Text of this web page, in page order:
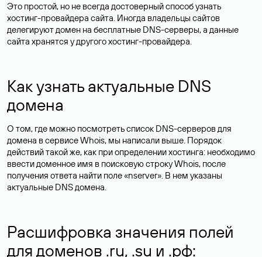
Это простой, но не всегда достоверный способ узнать
хостинг-провайдера сайта. Иногда владельцы сайтов
делегируют домен на бесплатные DNS-серверы, а данные
сайта хранятся у другого хостинг-провайдера.
Как узнать актуальные DNS
домена
О том, где можно посмотреть список DNS-серверов для
домена в сервисе Whois, мы написали выше. Порядок
действий такой же, как при определении хостинга: необходимо
ввести доменное имя в поисковую строку Whois, после
получения ответа найти поле «nserver». В нем указаны
актуальные DNS домена.
Расшифровка значения полей
для доменов .ru, .su и .рф: